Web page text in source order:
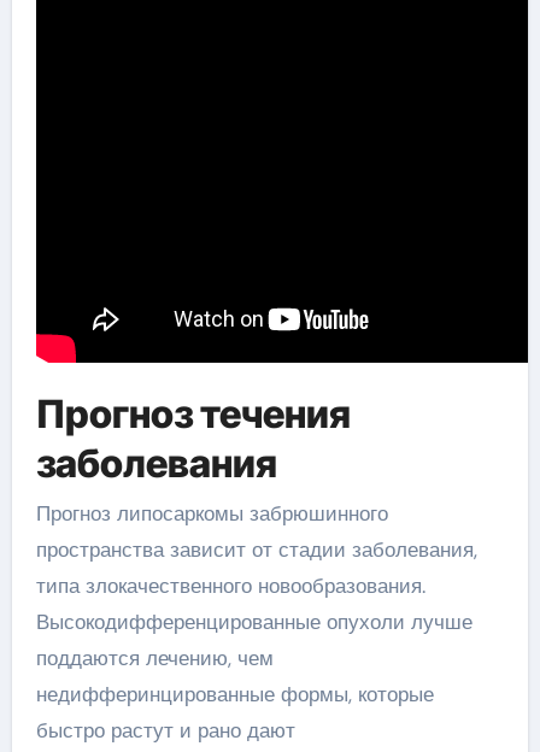
Прогноз течения
заболевания
Прогноз липосаркомы забрюшинного
пространства зависит от стадии заболевания,
типа злокачественного новообразования.
Высокодифференцированные опухоли лучше
поддаются лечению, чем
недифферинцированные формы, которые
быстро растут и рано дают